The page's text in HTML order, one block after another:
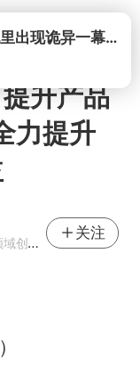
打开西平命案8天未破，玉米地里出现诡异一幕，我突然想起了欧金中
升产品
力提升
作者
关注